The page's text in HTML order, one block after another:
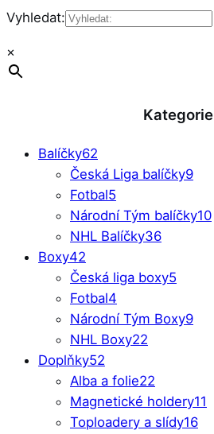
Vyhledat:
×
Kategorie
Balíčky62
Česká Liga balíčky9
Fotbal5
Národní Tým balíčky10
NHL Balíčky36
Boxy42
Česká liga boxy5
Fotbal4
Národní Tým Boxy9
NHL Boxy22
Doplňky52
Alba a folie22
Magnetické holdery11
Toploadery a slídy16